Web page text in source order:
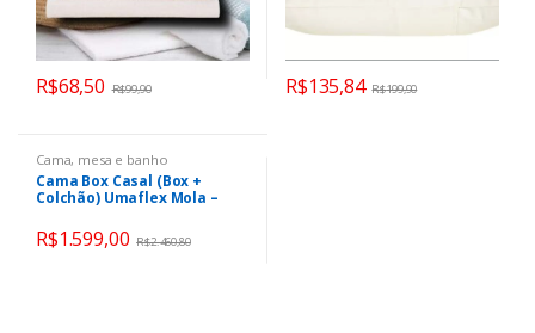
R$68,50 R$99,90 R$135,84 R$199,90
Cama, mesa e banho
Cama Box Casal (Box +
Colchão) Umaflex Mola –
R$1.599,00 R$2.460,80